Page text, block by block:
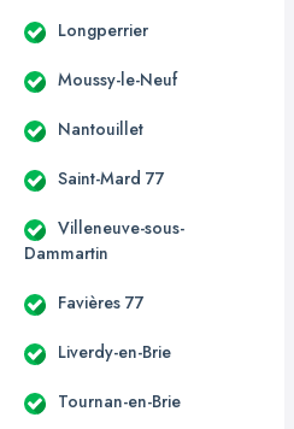
Longperrier
Moussy-le-Neuf
Nantouillet
Saint-Mard 77
Villeneuve-sous-
Dammartin
Favières 77
Liverdy-en-Brie
Tournan-en-Brie